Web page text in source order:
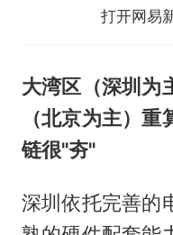
打开网易
大湾区（深圳为
（北京为主）
链很"夯"
深圳依托完善的